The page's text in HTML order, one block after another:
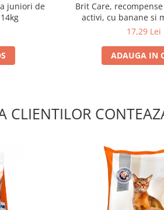
juniori de
Brit Care,
activi, cu banane si
17,29 Lei
ADAUGA IN
CLIENTILOR